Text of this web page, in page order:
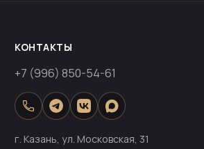
КОНТАКТЫ
+7 (996) 850-54-61
г. Казань, ул. Московская, 31